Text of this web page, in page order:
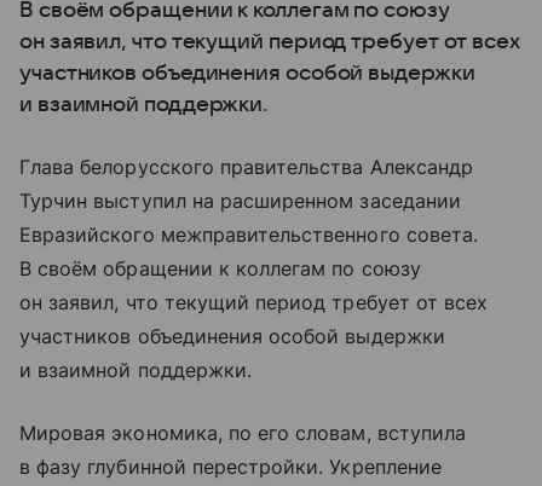
В своём обращении к коллегам по союзу
он заявил, что текущий период требует от всех
участников объединения особой выдержки
и взаимной поддержки.
Глава белорусского правительства Александр
Турчин выступил на расширенном заседании
Евразийского межправительственного совета.
В своём обращении к коллегам по союзу
он заявил, что текущий период требует от всех
участников объединения особой выдержки
и взаимной поддержки.
Мировая экономика, по его словам, вступила
в фазу глубинной перестройки. Укрепление